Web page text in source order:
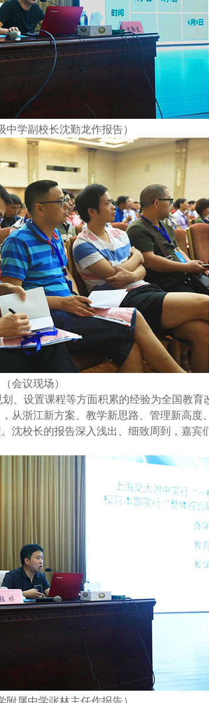
中学副校长沈勤龙作报告）
（会议现场）
、设置课程等方面积累的经验为全国教育
从浙江新方案、教学新思路、管理新高度
沈校长的报告深入浅出、细致周到，嘉宾